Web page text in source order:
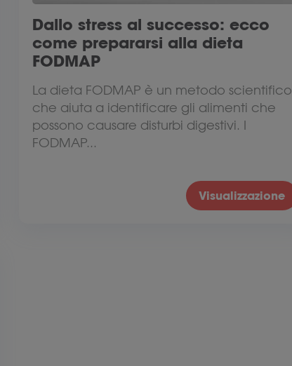
Dallo stress al successo: ecco
come prepararsi alla dieta
FODMAP
La dieta FODMAP è un metodo scientifico
che aiuta a identificare gli alimenti che
possono causare disturbi digestivi. I
FODMAP...
Visualizzazione